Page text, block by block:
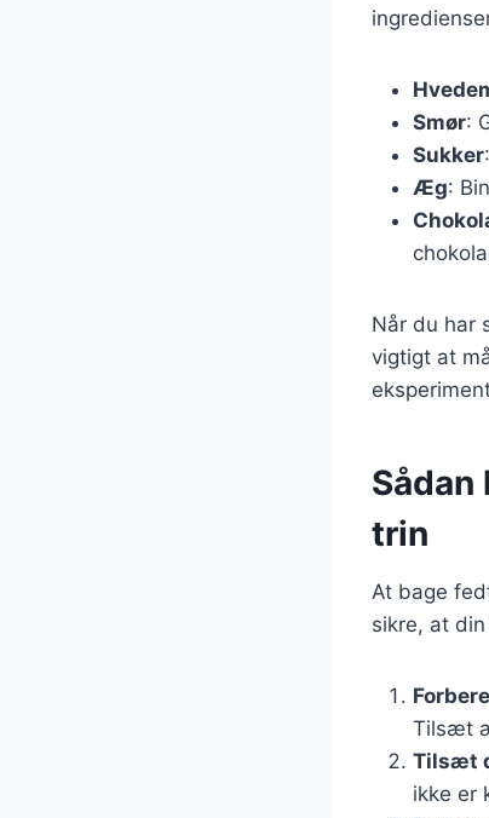
Smør:
Sukker
Æg:
Når du har
vigtigt at
trin
At bage
sikre, at
Tilsæt
Tilsæt
ikke er